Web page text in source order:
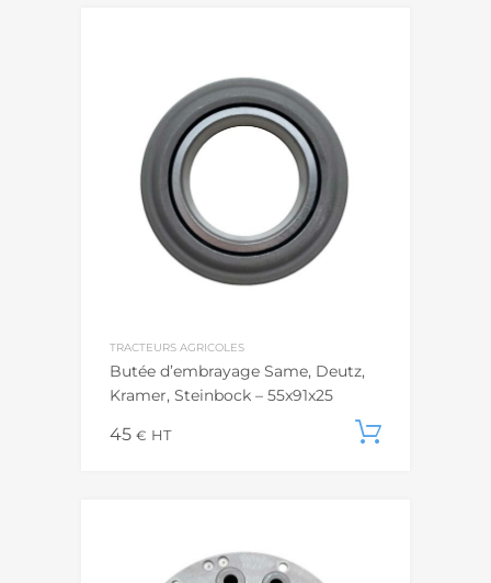
TRACTEURS AGRICOLES
Butée d’embrayage Same, Deutz,
Kramer, Steinbock – 55x91x25
45 € HT